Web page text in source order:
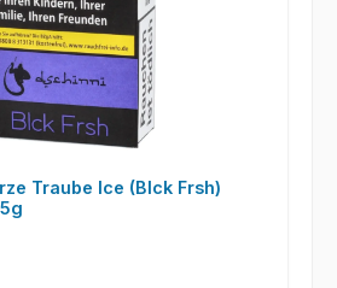
Traube Ice (Blck Frsh)